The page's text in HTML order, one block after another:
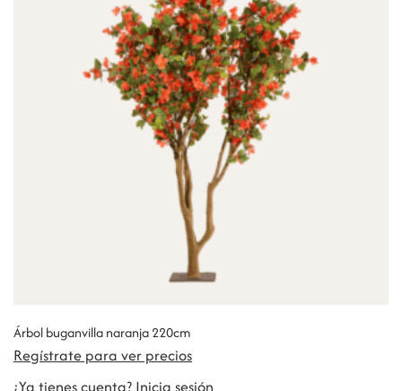
Árbol buganvilla naranja 220cm
Regístrate para ver precios
¿Ya tienes cuenta? Inicia sesión